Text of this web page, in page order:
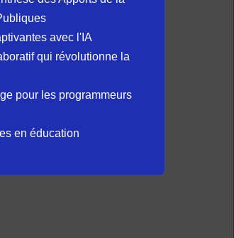
avec l'IA
qui révolutionne la
pour les programmeurs
en éducation